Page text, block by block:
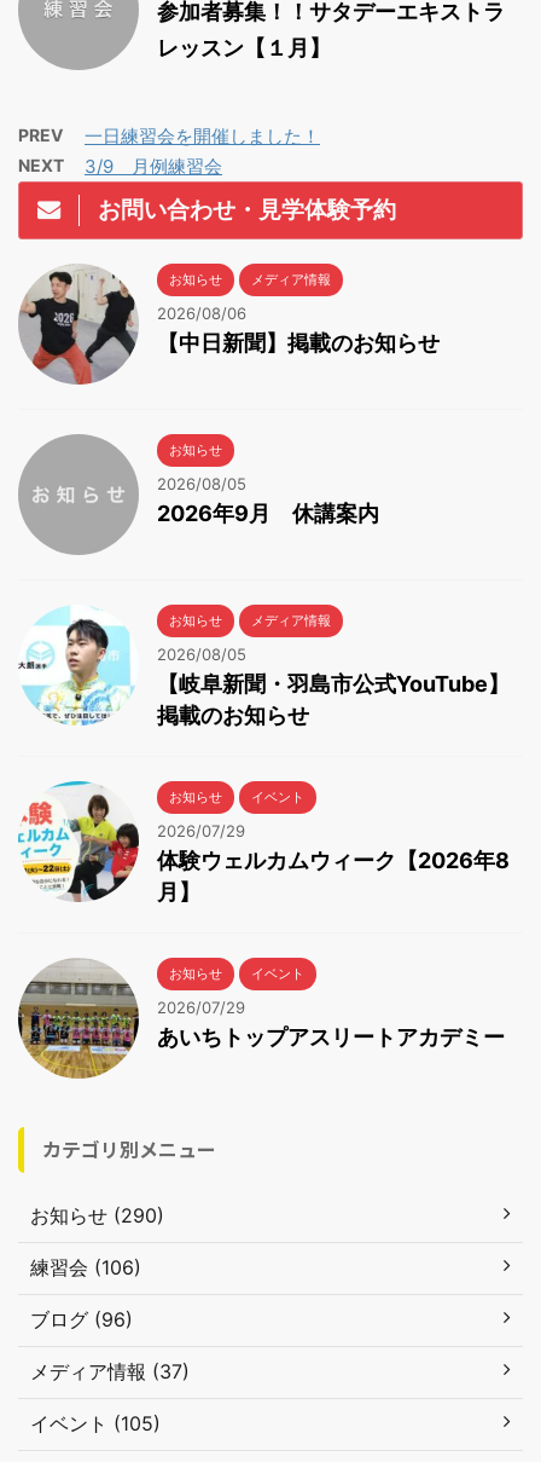
参加者募集！！サタデーエキストラ
レッスン【１月】
PREV 一日練習会を開催しました！
NEXT 3/9 月例練習会
お問い合わせ・見学体験予約
お知らせ メディア情報
2026/08/06
【中日新聞】掲載のお知らせ
お知らせ
2026/08/05
2026年9月 休講案内
お知らせ メディア情報
2026/08/05
【岐阜新聞・羽島市公式YouTube】
掲載のお知らせ
お知らせ イベント
2026/07/29
体験ウェルカムウィーク【2026年8
月】
お知らせ イベント
2026/07/29
あいちトップアスリートアカデミー
カテゴリ別メニュー
お知らせ (290)
練習会 (106)
ブログ (96)
メディア情報 (37)
イベント (105)